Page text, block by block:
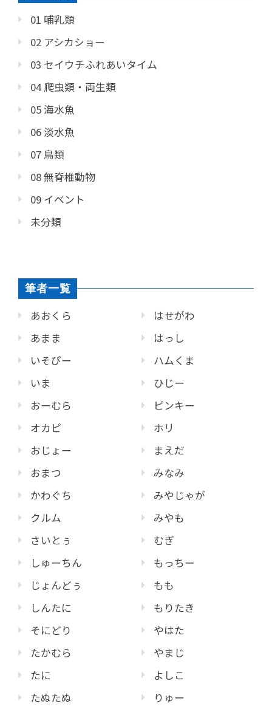
01 哺乳類
02 アシカショー
03 セイウチふれあいタイム
04 爬虫類・両生類
05 海水魚
06 淡水魚
07 鳥類
08 無脊椎動物
09 イベント
未分類
筆者一覧
あおくら
あまま
いそぴー
いま
おーむら
オカピ
おじょー
おまつ
かわぐち
クルム
さいとぅ
しゅーちん
じょんどぅ
しんたに
そにどり
たかむら
たに
たぬたぬ
はせがわ
はっし
ハムくま
ひじー
ピンキー
ホリ
まえだ
みなみ
みやじゃが
みやも
むぎ
もっちー
もも
もりたき
やはた
やまじ
よしこ
りゅー